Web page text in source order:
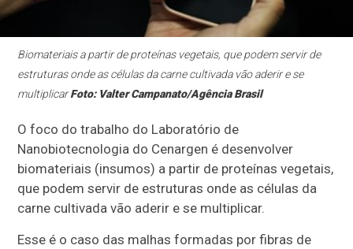
Biomateriais a partir de proteínas vegetais, que podem servir de
estruturas onde as células da carne cultivada vão aderir e se
multiplicarFoto: Valter Campanato/Agência Brasil
O foco do trabalho do Laboratório de
Nanobiotecnologia do Cenargen é desenvolver
biomateriais (insumos) a partir de proteínas vegetais,
que podem servir de estruturas onde as células da
carne cultivada vão aderir e se multiplicar.
Esse é o caso das malhas formadas por fibras de